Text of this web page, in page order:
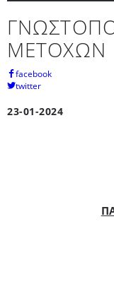
ΜΕΤΟΧΩΝ
facebook
twitter
23-01-2024